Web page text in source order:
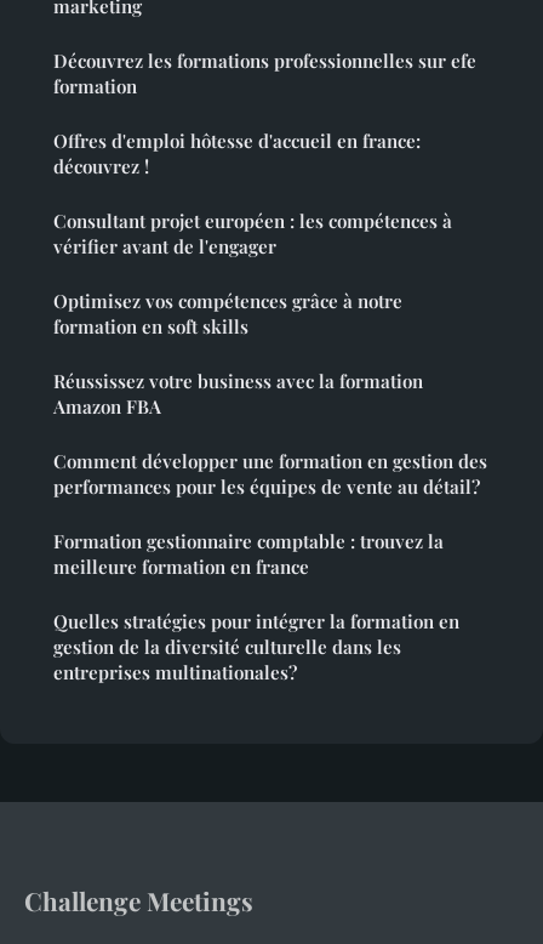
marketing
Découvrez les formations professionnelles sur efe
formation
Offres d'emploi hôtesse d'accueil en france:
découvrez !
Consultant projet européen : les compétences à
vérifier avant de l'engager
Optimisez vos compétences grâce à notre
formation en soft skills
Réussissez votre business avec la formation
Amazon FBA
Comment développer une formation en gestion des
performances pour les équipes de vente au détail?
Formation gestionnaire comptable : trouvez la
meilleure formation en france
Quelles stratégies pour intégrer la formation en
gestion de la diversité culturelle dans les
entreprises multinationales?
Challenge Meetings